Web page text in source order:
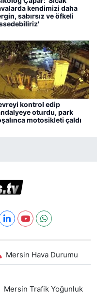
kendimizi daha
sabırsız ve öfkeli
kontrol edip
oturdu, park
motosikleti çaldı
Mersin Hava Durumu
Mersin Trafik Yoğunluk